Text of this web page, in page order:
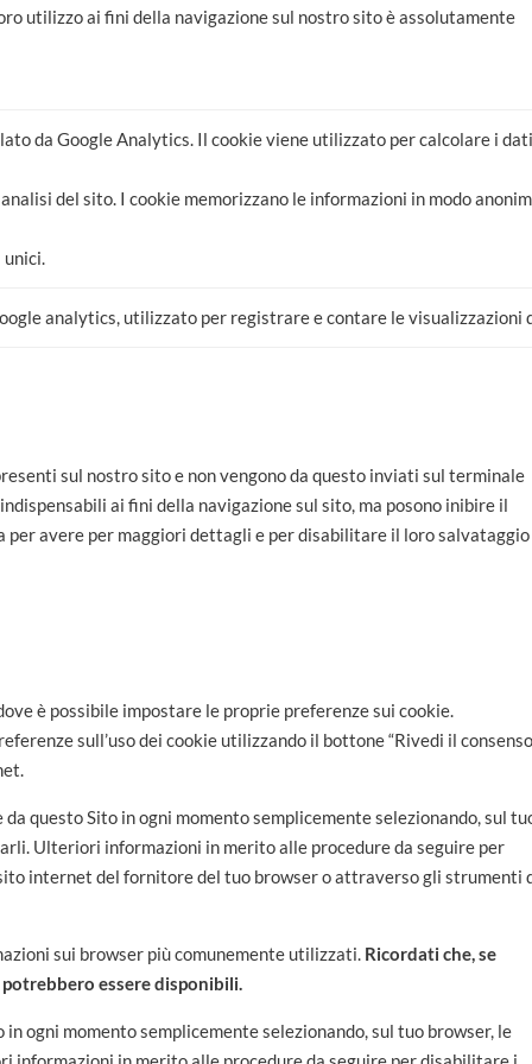
utilizzo ai fini della navigazione sul nostro sito è assolutamente
da Google Analytics. Il cookie viene utilizzato per calcolare i
del sito. I cookie memorizzano le informazioni in modo
analytics, utilizzato per registrare e contare le visualizzazioni
sul nostro sito e non vengono da questo inviati sul terminale
ai fini della navigazione sul sito, ma posono inibire il
per avere per maggiori dettagli e per disabilitare il loro
è possibile impostare le proprie preferenze sui cookie.
sull’uso dei cookie utilizzando il bottone “Rivedi il
questo Sito in ogni momento semplicemente selezionando, sul
Ulteriori informazioni in merito alle procedure da seguire per
internet del fornitore del tuo browser o attraverso gli strumenti
sui browser più comunemente utilizzati. Ricordati che, se
essere disponibili.
ogni momento semplicemente selezionando, sul tuo browser, le